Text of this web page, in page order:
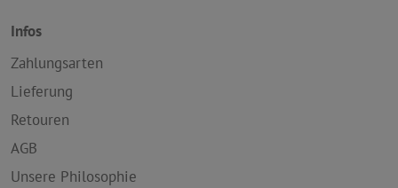
Infos
Zahlungsarten
Lieferung
Retouren
AGB
Unsere Philosophie